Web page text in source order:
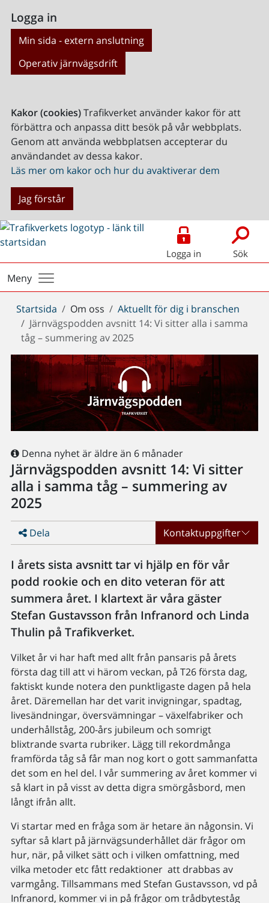
Logga in
Min sida - extern anslutning
Operativ järnvägsdrift
Kakor (cookies)Trafikverket använder kakor för att
förbättra och anpassa ditt besök på vår webbplats.
Genom att använda webbplatsen accepterar du
användandet av dessa kakor.
Läs mer om kakor och hur du avaktiverar dem
Jag förstår
Logga in Sök
Meny
Du
är
här:
Startsida Om oss
Aktuellt för dig i branschen
Järnvägspodden avsnitt 14: Vi sitter alla i samma
tåg – summering av 2025
Denna nyhet är äldre än 6 månader
Järnvägspodden avsnitt 14: Vi sitter
alla i samma tåg – summering av
2025
Dela Kontaktuppgifter
I årets sista avsnitt tar vi hjälp en för vår
podd rookie och en dito veteran för att
summera året. I klartext är våra gäster
Stefan Gustavsson från Infranord och Linda
Thulin på Trafikverket.
Vilket år vi har haft med allt från pansaris på årets
första dag till att vi härom veckan, på T26 första dag,
faktiskt kunde notera den punktligaste dagen på hela
året. Däremellan har det varit invigningar, spadtag,
livesändningar, översvämningar – växelfabriker och
underhållståg, 200-års jubileum och somrigt
blixtrande svarta rubriker. Lägg till rekordmånga
framförda tåg så får man nog kort o gott sammanfatta
det som en hel del. I vår summering av året kommer vi
så klart in på visst av detta digra smörgåsbord, men
långt ifrån allt.
Vi startar med en fråga som är hetare än någonsin. Vi
syftar så klart på järnvägsunderhållet där frågor om
hur, när, på vilket sätt och i vilken omfattning, med
vilka metoder etc fått redaktioner att drabbas av
varmgång. Tillsammans med Stefan Gustavsson, vd på
Infranord, kommer vi in på frågor om trådbyteståg